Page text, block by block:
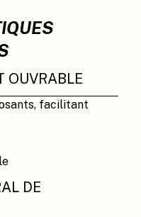
OUVRABLE
facilitant
DE